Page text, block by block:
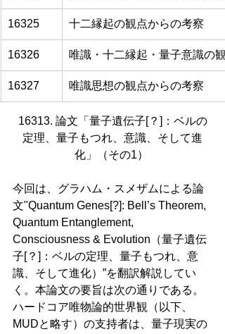
16325 十二縁起の観点からの考察
16326 唯識・十二縁起・量子意識の
16327 唯識思想の観点からの考察
16313. 論文「量子遺伝子[？]：ベルの
定理、量子もつれ、意識、そして進
化」（その1）
今回は、グラハム・スメザムによる論
文"Quantum Genes[?]: Bell’s Theorem,
Quantum Entanglement,
Consciousness & Evolution（量子遺伝
子[？]：ベルの定理、量子もつれ、意
識、そして進化）”を翻訳解説してい
く。本論文の要旨は次の通りである。
ハードコア唯物論的世界観（以下、
MUDと略す）の支持者は、量子現実の